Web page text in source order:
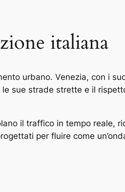
italiana
urbano. Venezia, con i
sue strade strette e il
il traffico in tempo reale,
per fluire come